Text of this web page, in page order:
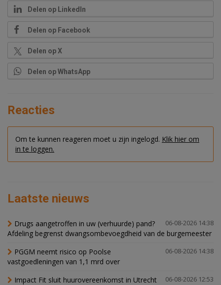
Delen op LinkedIn
Delen op Facebook
Delen op X
Delen op WhatsApp
Reacties
Om te kunnen reageren moet u zijn ingelogd. Klik hier om
in te loggen.
Laatste nieuws
06-08-2026 14:38
Drugs aangetroffen in uw (verhuurde) pand?
Afdeling begrenst dwangsombevoegdheid van de burgemeester
06-08-2026 14:38
PGGM neemt risico op Poolse
vastgoedleningen van 1,1 mrd over
06-08-2026 12:53
Impact Fit sluit huurovereenkomst in Utrecht